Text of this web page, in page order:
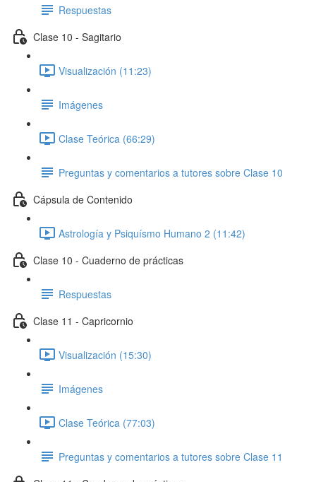
Respuestas
Clase 10 - Sagitario
Visualización (11:23)
Imágenes
Clase Teórica (66:29)
Preguntas y comentarios a tutores sobre Clase 10
Cápsula de Contenido
Astrología y Psiquísmo Humano 2 (11:42)
Clase 10 - Cuaderno de prácticas
Respuestas
Clase 11 - Capricornio
Visualización (15:30)
Imágenes
Clase Teórica (77:03)
Preguntas y comentarios a tutores sobre Clase 11